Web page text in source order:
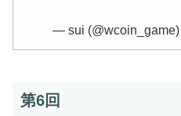
— sui (@wcoin_game)
第6回